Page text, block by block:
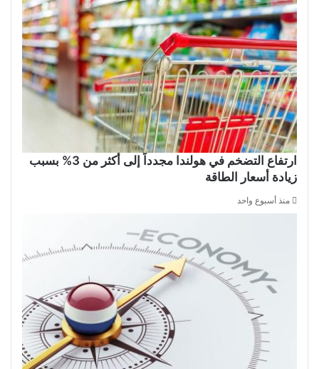
ارتفاع التضخم في هولندا مجدداً إلى أكثر من 3% بسبب
زيادة أسعار الطاقة
منذ أسبوع واحد